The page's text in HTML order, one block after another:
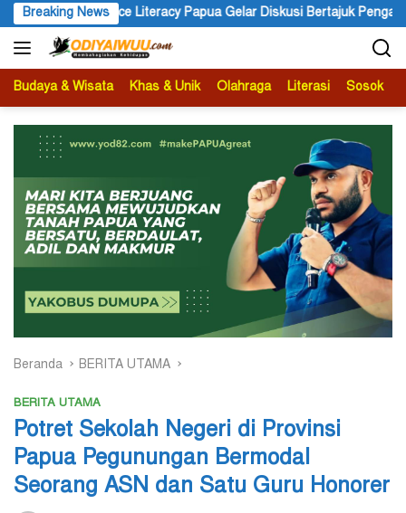
Langsung
ke
konten
Breaking News
Peace Literacy Papua Gelar Diskusi Bertajuk Pengalaman Sebagai
Budaya & Wisata Khas & Unik Olahraga Literasi Sosok
Beranda BERITA UTAMA
BERITA UTAMA
Potret Sekolah Negeri di Provinsi
Papua Pegunungan Bermodal
Seorang ASN dan Satu Guru Honorer